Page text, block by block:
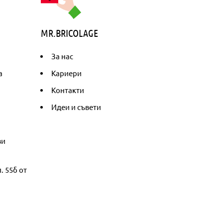
55б от
MR.BRICOLAGE
За нас
Кариери
Контакти
Идеи и съвети